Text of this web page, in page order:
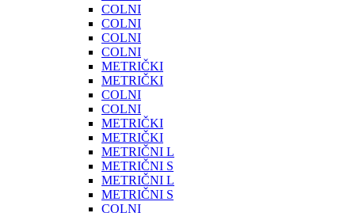
COLNI
COLNI
COLNI
COLNI
METRIČKI
METRIČKI
COLNI
COLNI
METRIČKI
METRIČKI
METRIČNI L
METRIČNI S
METRIČNI L
METRIČNI S
COLNI